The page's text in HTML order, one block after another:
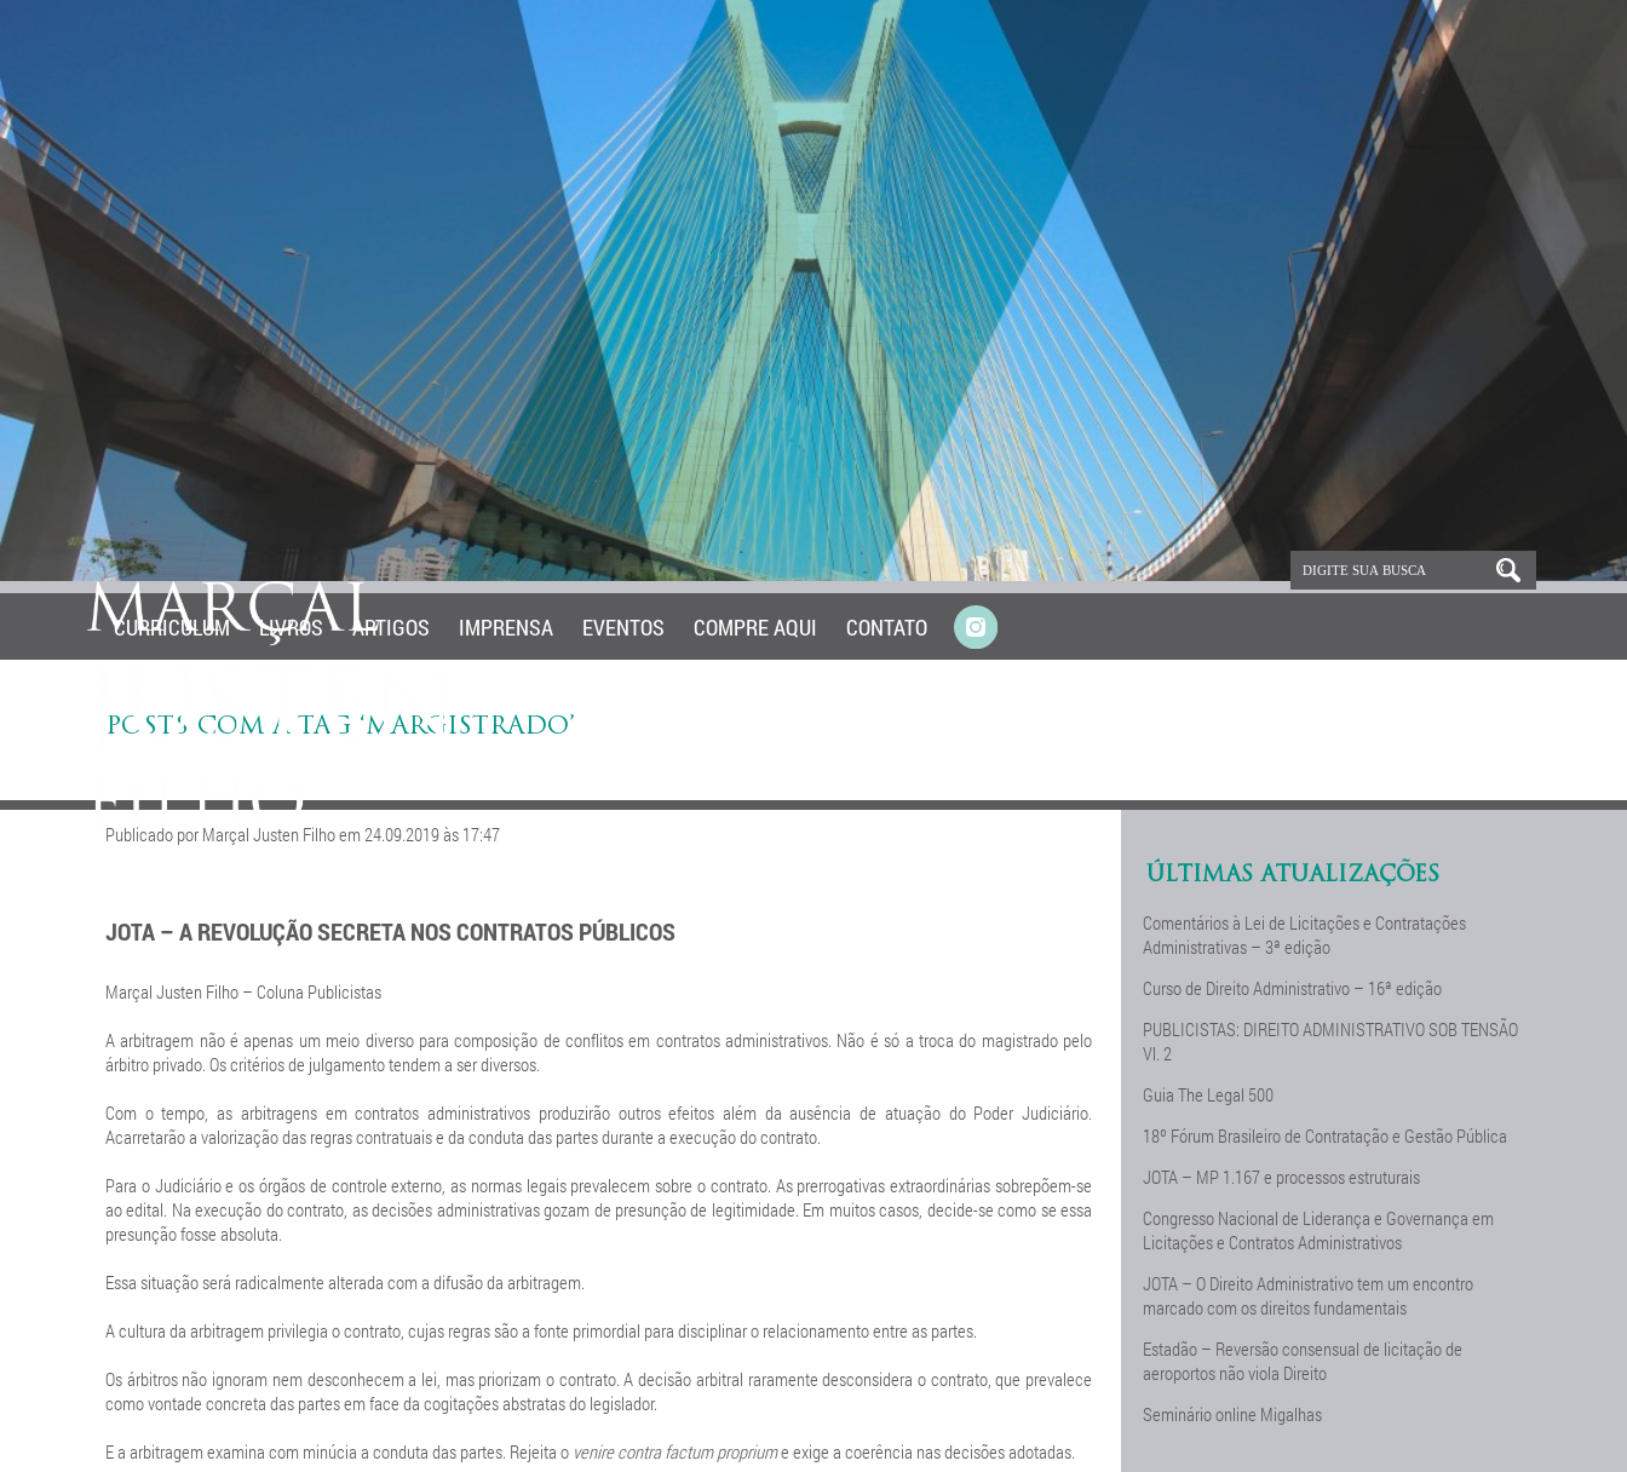
CURRICULUM LIVROS ARTIGOS IMPRENSA EVENTOS COMPRE AQUI CONTATO
POSTS COM A TAG ‘MARGISTRADO’
Publicado por Marçal Justen Filho em 24.09.2019 às 17:47
JOTA – A REVOLUÇÃO SECRETA NOS CONTRATOS PÚBLICOS
Marçal Justen Filho – Coluna Publicistas
A arbitragem não é apenas um meio diverso para composição de conflitos em contratos administrativos. Não é só a troca do magistrado pelo
árbitro privado. Os critérios de julgamento tendem a ser diversos.
Com o tempo, as arbitragens em contratos administrativos produzirão outros efeitos além da ausência de atuação do Poder Judiciário.
Acarretarão a valorização das regras contratuais e da conduta das partes durante a execução do contrato.
Para o Judiciário e os órgãos de controle externo, as normas legais prevalecem sobre o contrato. As prerrogativas extraordinárias sobrepõem-se
ao edital. Na execução do contrato, as decisões administrativas gozam de presunção de legitimidade. Em muitos casos, decide-se como se essa
presunção fosse absoluta.
Essa situação será radicalmente alterada com a difusão da arbitragem.
A cultura da arbitragem privilegia o contrato, cujas regras são a fonte primordial para disciplinar o relacionamento entre as partes.
Os árbitros não ignoram nem desconhecem a lei, mas priorizam o contrato. A decisão arbitral raramente desconsidera o contrato, que prevalece
como vontade concreta das partes em face da cogitações abstratas do legislador.
E a arbitragem examina com minúcia a conduta das partes. Rejeita o venire contra factum propriume exige a coerência nas decisões adotadas.
ÚLTIMAS ATUALIZAÇÕES
Comentários à Lei de Licitações e Contratações
Administrativas – 3ª edição
Curso de Direito Administrativo – 16ª edição
PUBLICISTAS: DIREITO ADMINISTRATIVO SOB TENSÃO
Vl. 2
Guia The Legal 500
18º Fórum Brasileiro de Contratação e Gestão Pública
JOTA – MP 1.167 e processos estruturais
Congresso Nacional de Liderança e Governança em
Licitações e Contratos Administrativos
JOTA – O Direito Administrativo tem um encontro
marcado com os direitos fundamentais
Estadão – Reversão consensual de licitação de
aeroportos não viola Direito
Seminário online Migalhas